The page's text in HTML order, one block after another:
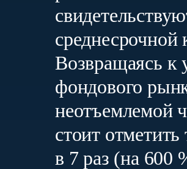
среднесрочной
Возвращаясь к
фондового
неотъемлемой
стоит
в 7 раз (на 600